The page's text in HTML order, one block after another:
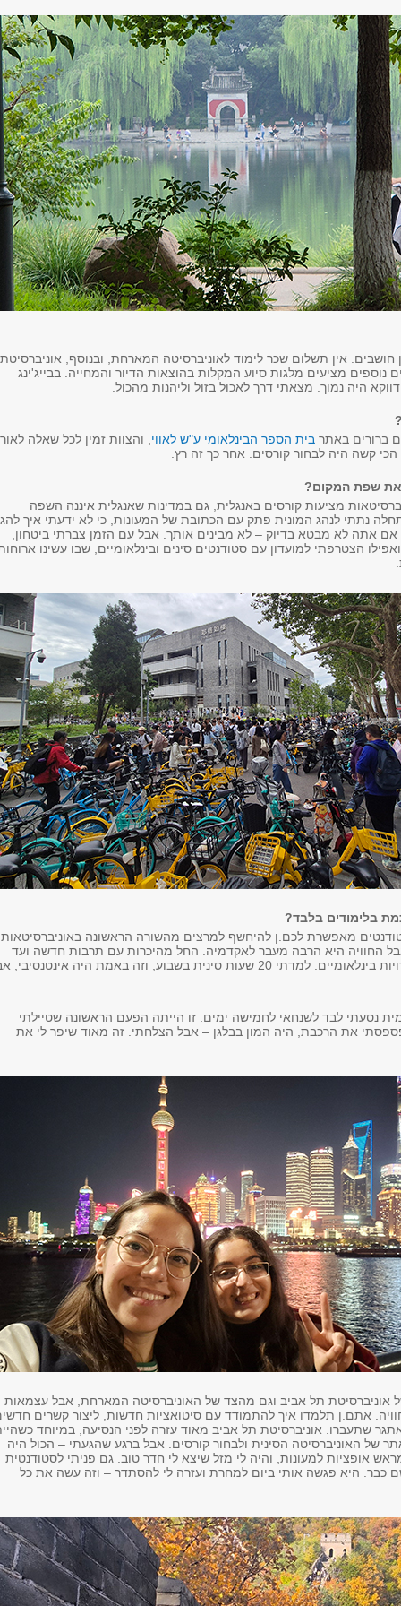
אין תשלום שכר לימוד לאוניברסיטה המארחת, ובנוסף, אוניברסיטת
נוספים מציעים מלגות סיוע המקלות בהוצאות הדיור והמחייה. בבייג'ינג
היה נמוך. מצאתי דרך לאכול בזול וליהנות מהכול.
ברורים באתר בית הספר הבינלאומי ע"ש לאווי , והצוות זמין לכל שאלה
הכי קשה היה לבחור קורסים. אחר כך זה רץ.
את שפת המקום?
מציעות קורסים באנגלית, גם במדינות שאנגלית איננה השפה
נתתי לנהג המונית פתק עם הכתובת של המעונות, כי לא ידעתי איך
אם אתה לא מבטא בדיוק – לא מבינים אותך. אבל עם הזמן צברתי ביטחון,
הצטרפתי למועדון עם סטודנטים סינים ובינלאומיים, שבו עשינו
בלימודים בלבד?
מאפשרת לכם.ן להיחשף למרצים מהשורה הראשונה באוניברסיטאות
החוויה היא הרבה מעבר לאקדמיה. החל מהיכרות עם תרבות חדשה ועד
ליצירת קשרים וחברויות בינלאומיים. למדתי 20 שעות סינית בשבוע, וזה באמת היה
נסעתי לבד לשנחאי לחמישה ימים. זו הייתה הפעם הראשונה שטיילתי
את הרכבת, היה המון בבלגן – אבל הצלחתי. זה מאוד שיפר לי את
אוניברסיטת תל אביב וגם מהצד של האוניברסיטה המארחת, אבל עצמאות
אתם.ן תלמדו איך להתמודד עם סיטואציות חדשות, ליצור קשרים
אתגר שתעברו. אוניברסיטת תל אביב מאוד עזרה לפני הנסיעה, במיוחד
של האוניברסיטה הסינית ולבחור קורסים. אבל ברגע שהגעתי – הכול היה
אופציות למעונות, והיה לי מזל שיצא לי חדר טוב. גם פניתי לסטודנטית
כבר. היא פגשה אותי ביום למחרת ועזרה לי להסתדר – וזה עשה את כל